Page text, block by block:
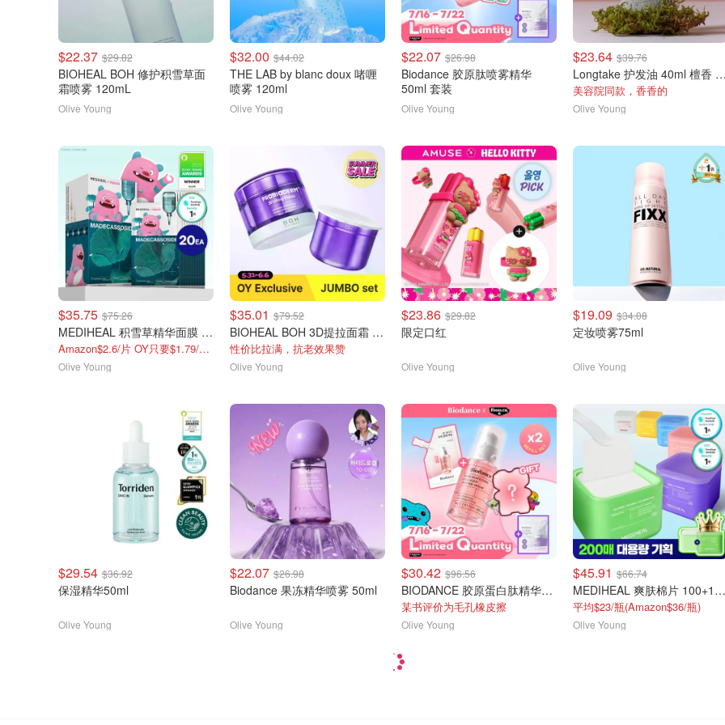
$22.37 $29.82
BIOHEAL BOH 修护积雪草面
霜喷雾 120mL
Olive Young
$32.00 $44.02
THE LAB by blanc doux 啫喱
喷雾 120ml
Olive Young
$22.07 $26.98
Biodance 胶原肽喷雾精华
50ml 套装
Olive Young
$23.64 $39.76
Longtake 护发油 40ml
美容院同款，香香的
Olive Young
$35.75 $75.26
MEDIHEAL 积雪草精华面膜 20片
Amazon$2.6/片 OY只要$1.79/片，还送3件礼
Olive Young
$35.01 $79.52
BIOHEAL BOH 3D提拉面霜 50ml套装
性价比拉满，抗老效果赞
Olive Young
$23.86 $29.82
限定口红
Olive Young
$19.09 $34.08
定妆喷雾75ml
Olive Young
$29.54 $36.92
保湿精华50ml
Olive Young
$22.07 $26.98
Biodance 果冻精华喷雾 50ml
Olive Young
$30.42 $96.56
BIODANCE 胶原蛋白肽精华液 30ml 补充装
某书评价为毛孔橡皮擦
Olive Young
$45.91 $66.74
MEDIHEAL 爽肤棉片 100+100片 双包装
平均$23/瓶(Amazon$36/瓶)
Olive Young